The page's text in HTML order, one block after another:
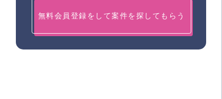
無料会員登録をして案件を探してもらう